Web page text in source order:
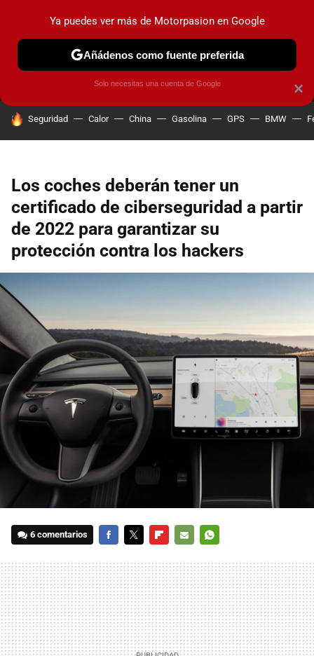
MENÚ NUEVO
COCHES ELÉCTRICOS OBSERVATORIO
HOY SE HABLA DE
Seguridad Calor China Gasolina GPS BMW
Los coches deberán tener un
certificado de ciberseguridad a partir
de 2022 para garantizar su
protección contra los hackers
6 comentarios
MAIL
×
Ya puedes ver más de Motorpasion en Google
Añádenos como fuente preferida
Solo necesitas una cuenta de Google